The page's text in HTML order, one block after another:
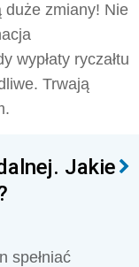
duże zmiany! Nie
wypłaty ryczałtu
Trwają
Jakie
spełniać